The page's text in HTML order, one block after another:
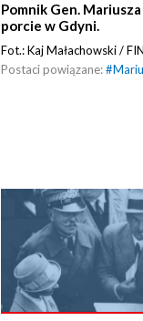
Pomnik Gen.
porcie w Gdyni.
Fot.: Kaj Małachowski /
Postaci powiązane:#